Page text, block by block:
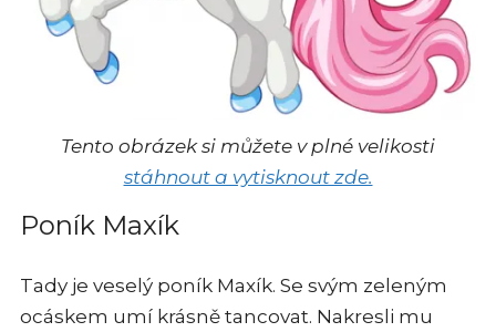
Tento obrázek si můžete v plné velikosti
stáhnout a vytisknout zde.
Poník Maxík
Tady je veselý poník Maxík. Se svým zeleným
ocáskem umí krásně tancovat. Nakresli mu